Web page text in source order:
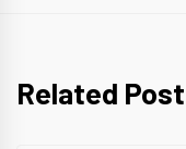
Related Post